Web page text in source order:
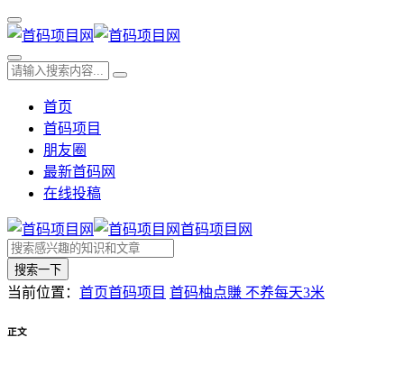
首页
首码项目
朋友圈
最新首码网
在线投稿
首码项目网
搜索一下
当前位置： 首页首码项目 首码柚点賺 不养每天3米
正文